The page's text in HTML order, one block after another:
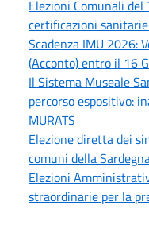
Elezioni Comunali
certificazioni
Scadenza IMU 2026:
(Acconto) entro il 16
Il Sistema Museale
percorso espositivo:
MURATS
Elezione diretta dei
comuni della
Elezioni
straordinarie per la